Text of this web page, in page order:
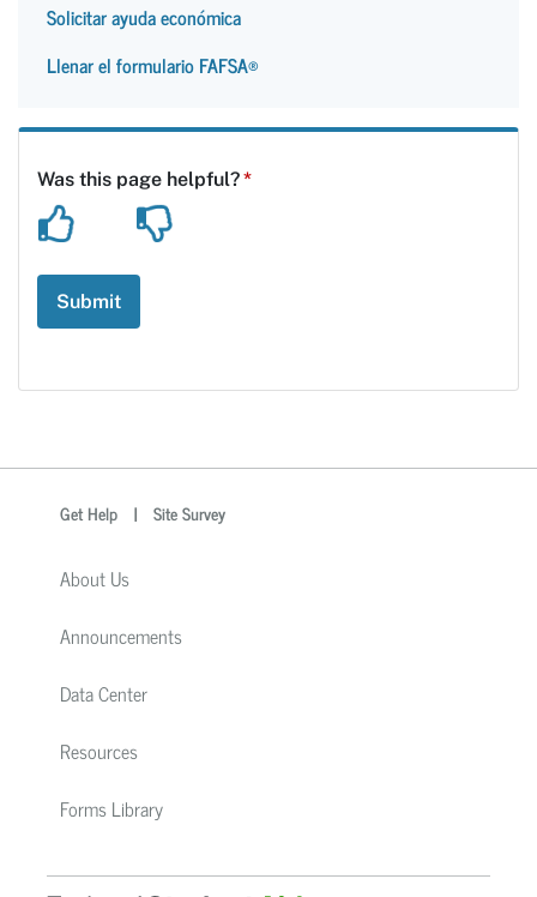
Solicitar ayuda económica
Llenar el formulario FAFSA®